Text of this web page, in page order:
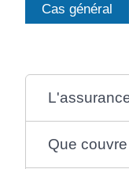
Cas général
Que